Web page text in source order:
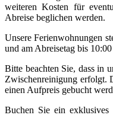
weiteren Kosten für
Abreise beglichen werden.
Unsere Ferienwohnungen
und am Abreisetag bis
Bitte beachten Sie, dass in
Zwischenreinigung erfolgt.
einen Aufpreis gebucht
Buchen Sie ein